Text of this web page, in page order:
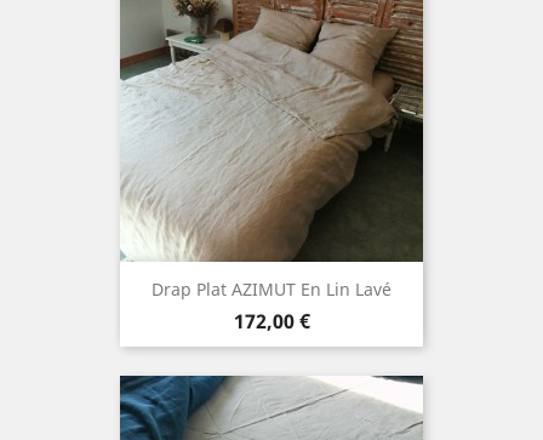
Drap Plat AZIMUT En Lin Lavé
Prix
172,00 €